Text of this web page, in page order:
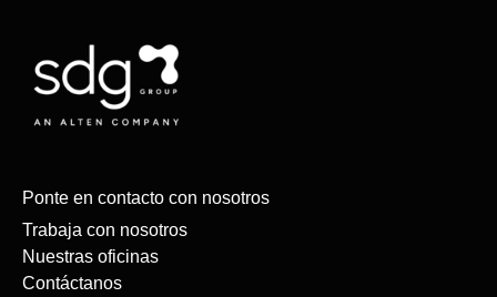
Ponte en contacto con nosotros
Trabaja con nosotros
Nuestras oficinas
Contáctanos